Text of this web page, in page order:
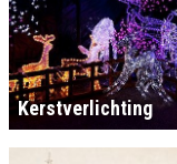
Kerstverlichting